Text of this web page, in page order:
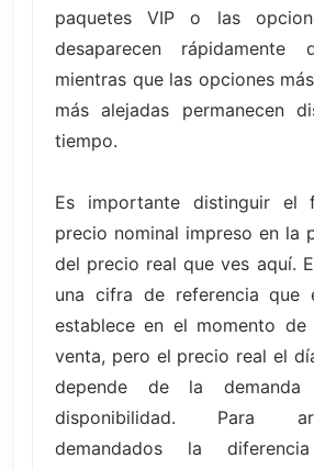
paquetes VIP o las
desaparecen
mientras que las opciones
más alejadas permanecen
tiempo.
Es importante distinguir el
precio nominal impreso en la
del precio real que ves aquí.
una cifra de referencia que
establece en el momento
venta, pero el precio real el
depende de la
disponibilidad. Para
demandados la